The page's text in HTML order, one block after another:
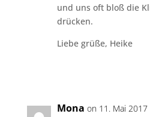
und uns oft bloß die
drücken.
Liebe grüße, Heike
Mona on 11. Mai